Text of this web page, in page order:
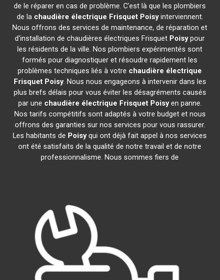
de le réparer en cas de problème. C'est là que les plombiers
de la chaudière électrique Frisquet Poisyinterviennent.
Nous offrons des services de maintenance, de réparation et
d'installation de chaudières électriques Frisquet Poisypour
les résidents de la ville. Nos plombiers expérimentés sont
formés pour diagnostiquer et résoudre rapidement les
problèmes techniques liés à votre chaudière électrique
Frisquet Poisy. Nous nous engageons à intervenir dans les
plus brefs délais pour vous éviter les désagréments causés
par une chaudière électrique Frisquet Poisyen panne.
Nos tarifs compétitifs sont adaptés à votre budget et nous
offrons des garanties sur nos services pour vous rassurer.
Les habitants de Poisyqui ont déjà fait appel à nos services
ont été satisfaits de la qualité de notre travail et de notre
professionnalisme. Nous sommes fiers de